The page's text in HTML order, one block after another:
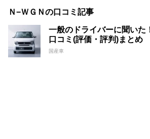
Ｎ−ＷＧＮの口コミ記事
一般のドライバーに聞いた
口コミ(評価・評判)まとめ
国産車